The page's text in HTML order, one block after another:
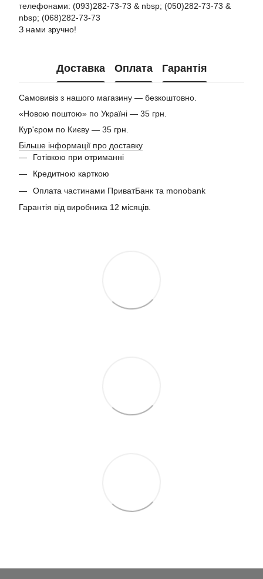
телефонами: (093)282-73-73 & nbsp; (050)282-73-73 &
nbsp; (068)282-73-73
З нами зручно!
Доставка Оплата Гарантія
Самовивіз з нашого магазину — безкоштовно.
«Новою поштою» по Україні — 35 грн.
Кур'єром по Києву — 35 грн.
Більше інформації про доставку
Готівкою при отриманні
Кредитною карткою
Оплата частинами ПриватБанк та monobank
Гарантія від виробника 12 місяців.